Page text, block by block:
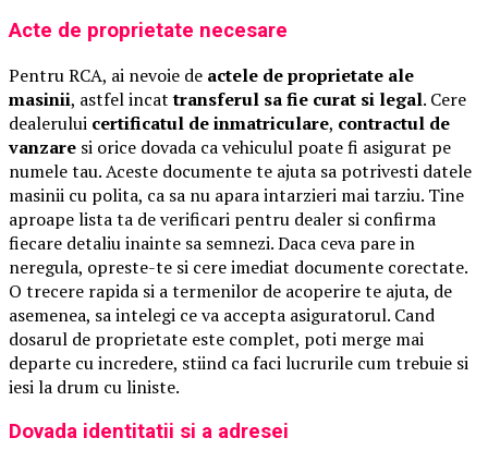
Acte de proprietate necesare
Pentru RCA, ai nevoie de actele de proprietate ale
masinii, astfel incattransferul sa fie curat si legal. Cere
dealerului certificatul de inmatriculare, contractul de
vanzare si orice dovada ca vehiculul poate fi asigurat pe
numele tau. Aceste documente te ajuta sa potrivesti datele
masinii cu polita, ca sa nu apara intarzieri mai tarziu. Tine
aproape lista ta de verificari pentru dealer si confirma
fiecare detaliu inainte sa semnezi. Daca ceva pare in
neregula, opreste-te si cere imediat documente corectate.
O trecere rapida si a termenilor de acoperire te ajuta, de
asemenea, sa intelegi ce va accepta asiguratorul. Cand
dosarul de proprietate este complet, poti merge mai
departe cu incredere, stiind ca faci lucrurile cum trebuie si
iesi la drum cu liniste.
Dovada identitatii si a adresei